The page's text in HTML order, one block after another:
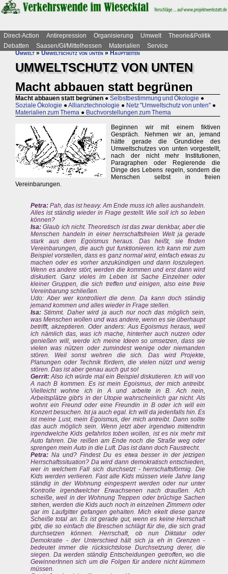
Direct-Action Antirepression Organisierung Umwelt
Theorie&Politik
Debatten
Saasen/GI/Mittelhessen Materialien
Service
Umwelt»Umweltschutz von unten»Hauptseiten
UMWELTSCHUTZ VON UNTEN
Macht abbauen statt begrünen
Macht abbauen statt begrünen ● Selbstbestimmung und Ökologie ●
Soziale Ökologie ●Allianztechnologie ● Netz "Umweltschutz von unten" ●
Materialien zum Thema ● Buchvorstellungen zum Thema
Beginnen wir mit einem fiktiven
Gespräch. Nehmen wir an, jemand
hätte gerade die Grundidee des
Umweltschutzes von unten vorgestellt,
nach der nicht mehr Institutionen,
Paragraphen oder Regierende die
Dinge des Lebens regeln, sondern die
Menschen selbst in freien
Vereinbarungen.
Petra: Pah, das ist heavy. Am Ende muss ich alles aushandeln.
Alles ist ständig wieder in Frage gestellt. Wie soll ich so leben
können?
Isa: Glaub ich nicht. Theoretisch ist das zwar denkbar, aber die
Menschen handeln in einer herrschaftsfreien Welt ja gerade
stark aus dem Egoismus heraus. Das heißt, sie finden
Vereinbarungen, die auch gut funktionieren. Ich kann mir zum
Beispiel vorstellen, dass es ganz normal wird, einfach etwas zu
machen oder es vorher anzukündigen und dann loszulegen.
Wenn es andere stört, werden die kommen und erst dann wird
diskutiert. Ganz vieles im Leben ist Sache Einzelner oder
kleiner Gruppen, die sich treffen und einigen, also eine freie
Vereinbarung schließen.
Udo: Aber wer kontrolliert die denn. Da kann doch ständig
jemand kommen und alles wieder in Frage stellen.
Isa: Stimmt. Daher wird ja auch nur noch das möglich sein,
was Menschen wollen und was andere, wenn es sie überhaupt
betrifft, akzeptieren. Oder anders: Aus Egoismus heraus, weil
ich nämlich das, was ich mache, hinterher auch nutzen oder
genießen will, werde ich meine Ideen so umsetzen, dass sie
vielen was nützen oder zumindest wenige oder niemanden
stören. Weil sonst wehren die sich. Das wird Projekte,
Planungen oder Technik fördern, die vielen nützt und wenig
stören. Das ist aber genau auch gut so!
Gerrit:Also ich würde mal ein Beispiel diskutieren. Ich will von
A nach B kommen. Es ist mein Egoismus, der mich antreibt.
Vielleicht wohne ich in A und arbeite in B. Ach nein,
Arbeitsplätze gibt's in der Utopie wahrscheinlich gar nicht. Als
wohnt ein Freund oder eine Freundin in B oder ich will ein
Konzert besuchen. Ist ja auch egal. Ich will da jedenfalls hin. Es
ist meine Lust, mein Egoismus, der mich antreibt. Dann sollte
das auch möglich sein. Wenn jetzt aber irgendwo mittendrin
irgendwelche Kids gefahrlos toben wollen, ist es nix mehr mit
Auto fahren. Die reißen am Ende noch die Straße weg oder
sprengen mein Auto in die Luft. Das ist dann doch Faustrecht.
Petra: Na und? Findest Du es etwa besser in der jetzigen
Herrschaftssituation? Da wird dann demokratisch entschieden,
wer in welchem Fall sich durchsetzt - herrschaftsförmig. Die
Kids werden verlieren. Fast alle Kids müssen viele Jahre lang
ständig in der Wohnung eingesperrt werden oder nur unter
Kontrolle irgendwelcher Erwachsenen nach draußen. Ach
scheiße, weil in der Wohnung Treppen oder brüchige Sachen
stehen, werden die Kids auch noch in einzelnen Zimmern oder
gar im Laufgitter gefangen gehalten. Mich ekelt diese ganze
Scheiße total an. Es ist gerade gut, wenn es keine Herrschaft
gibt, die so einfach die Breschen schlägt für die, die sich grad
durchsetzen können. Herrschaft, ob nun Diktatur oder
Demokratie - der Unterschied hält sich ja eh in Grenzen -
bedeutet immer die rücksichtslose Durchsetzung derer, die
siegen. Da werden ständig Entscheidungen getroffen, wo die
GewinnerInnen sich um die Folgen für andere nicht kümmern
müssen.